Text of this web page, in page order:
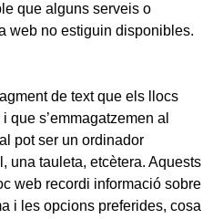
que alguns serveis o
web no estiguin disponibles.
de text que els llocs
s’emmagatzemen al
pot ser un ordinador
una tauleta, etcètera. Aquests
web recordi informació sobre
i les opcions preferides, cosa